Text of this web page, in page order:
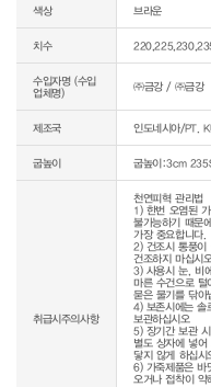
색상 브라운
치수
수입자명 (수입
업체명)
㈜금강 / ㈜금강
제조국 인도네시아/PT.
굽높이 굽높이:3cm
취급시주의사항
천연피혁 관리법
1) 한번 오염된
불가능하기 때문
가장 중요합니다.
2) 건조시 통풍이
건조하지 마십시오
3) 사용시 눈, 비
마른 수건으로 털
묻은 물기를 닦아
4) 보존시에는 솔
보관하십시오
5) 장기간 보관
별도 상자에 넣
닿지 않게 하십시
6) 가죽제품은 바
오거나 접착이 약